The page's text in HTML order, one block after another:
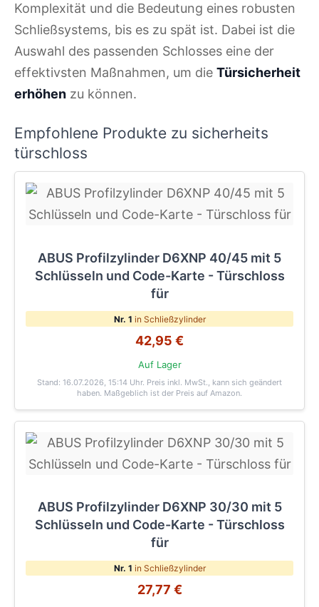
Komplexität und die Bedeutung eines robusten
Schließsystems, bis es zu spät ist. Dabei ist die
Auswahl des passenden Schlosses eine der
effektivsten Maßnahmen, um die Türsicherheit
erhöhen zu können.
Empfohlene Produkte zu sicherheits
türschloss
ABUS Profilzylinder D6XNP 40/45 mit 5
Schlüsseln und Code-Karte - Türschloss
für
Nr. 1 in Schließzylinder
42,95 €
Auf Lager
Stand: 16.07.2026, 15:14 Uhr. Preis inkl. MwSt., kann sich geändert
haben. Maßgeblich ist der Preis auf Amazon.
ABUS Profilzylinder D6XNP 30/30 mit 5
Schlüsseln und Code-Karte - Türschloss
für
Nr. 1 in Schließzylinder
27,77 €